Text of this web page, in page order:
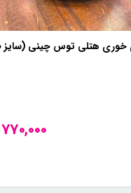
هتلی توس چینی (سایز 10)
770,000